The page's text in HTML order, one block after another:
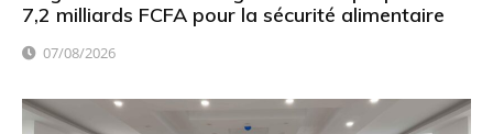
7,2 milliards FCFA pour la sécurité alimentaire
07/08/2026